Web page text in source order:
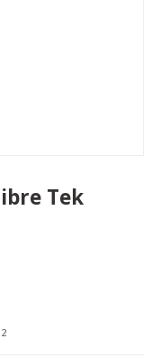
Tek